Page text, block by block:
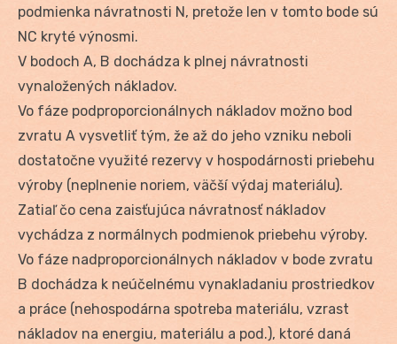
podmienka návratnosti N, pretože len v tomto bode sú
NC kryté výnosmi.
V bodoch A, B dochádza k plnej návratnosti
vynaložených nákladov.
Vo fáze podproporcionálnych nákladov možno bod
zvratu A vysvetliť tým, že až do jeho vzniku neboli
dostatočne využité rezervy v hospodárnosti priebehu
výroby (neplnenie noriem, väčší výdaj materiálu).
Zatiaľ čo cena zaisťujúca návratnosť nákladov
vychádza z normálnych podmienok priebehu výroby.
Vo fáze nadproporcionálnych nákladov v bode zvratu
B dochádza k neúčelnému vynakladaniu prostriedkov
a práce (nehospodárna spotreba materiálu, vzrast
nákladov na energiu, materiálu a pod.), ktoré daná